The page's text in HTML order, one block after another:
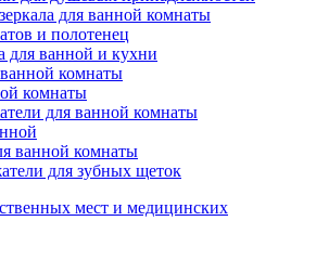
для ванной комнаты
и полотенец
для ванной и кухни
комнаты
комнаты
для ванной комнаты
ванной комнаты
для зубных щеток
мест и медицинских